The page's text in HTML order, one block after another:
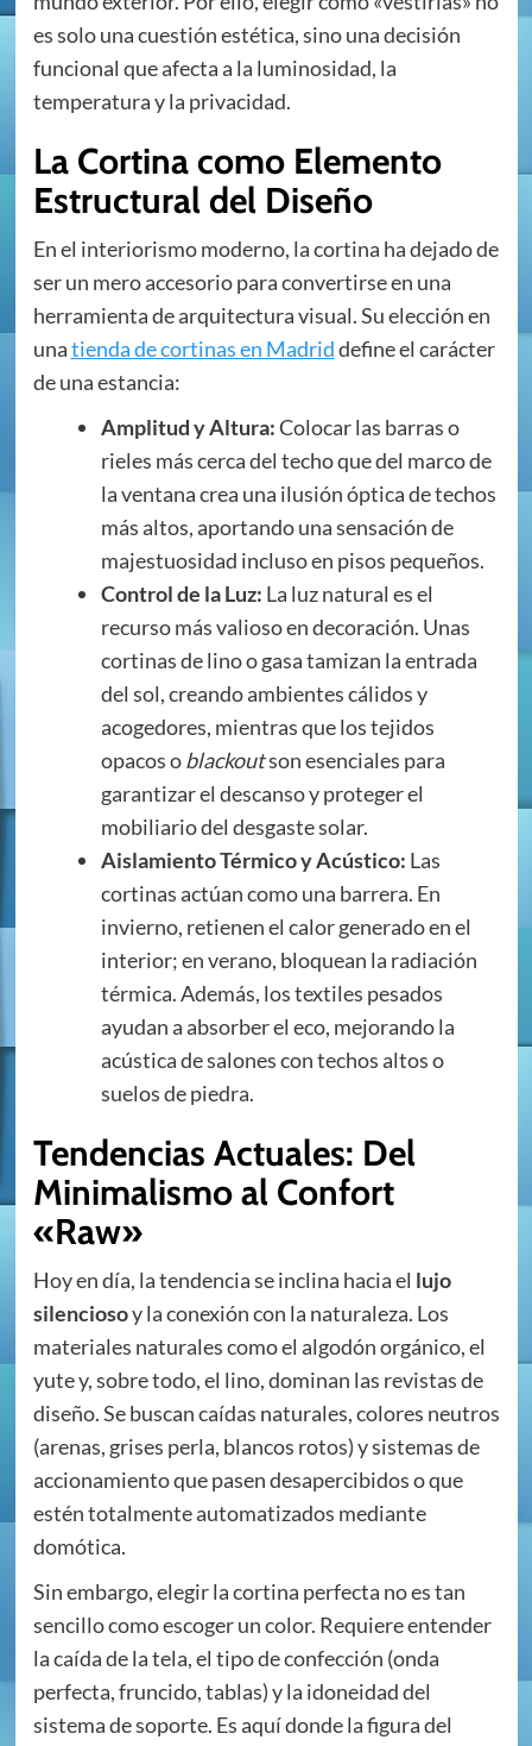
es solo una cuestión estética, sino una decisión
funcional que afecta a la luminosidad, la
temperatura y la privacidad.
La Cortina como Elemento
Estructural del Diseño
En el interiorismo moderno, la cortina ha dejado de
ser un mero accesorio para convertirse en una
herramienta de arquitectura visual. Su elección en
unatienda de cortinas en Madriddefine el carácter
de una estancia:
Amplitud y Altura:Colocar las barras o
rieles más cerca del techo que del marco de
la ventana crea una ilusión óptica de techos
más altos, aportando una sensación de
majestuosidad incluso en pisos pequeños.
Control de la Luz: La luz natural es el
recurso más valioso en decoración. Unas
cortinas de lino o gasa tamizan la entrada
del sol, creando ambientes cálidos y
acogedores, mientras que los tejidos
opacos oblackoutson esenciales para
garantizar el descanso y proteger el
mobiliario del desgaste solar.
Aislamiento Térmico y Acústico: Las
cortinas actúan como una barrera. En
invierno, retienen el calor generado en el
interior; en verano, bloquean la radiación
térmica. Además, los textiles pesados
ayudan a absorber el eco, mejorando la
acústica de salones con techos altos o
suelos de piedra.
Tendencias Actuales: Del
Minimalismo al Confort
«Raw»
Hoy en día, la tendencia se inclina hacia el lujo
silenciosoy la conexión con la naturaleza. Los
materiales naturales como el algodón orgánico, el
yute y, sobre todo, el lino, dominan las revistas de
diseño. Se buscan caídas naturales, colores neutros
(arenas, grises perla, blancos rotos) y sistemas de
accionamiento que pasen desapercibidos o que
estén totalmente automatizados mediante
domótica.
Sin embargo, elegir la cortina perfecta no es tan
sencillo como escoger un color. Requiere entender
la caída de la tela, el tipo de confección (onda
perfecta, fruncido, tablas) y la idoneidad del
sistema de soporte. Es aquí donde la figura del